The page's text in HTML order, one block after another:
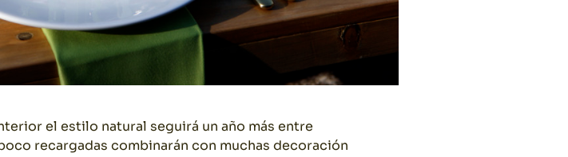
el estilo natural seguirá un año más entre
recargadas combinarán con muchas decoración